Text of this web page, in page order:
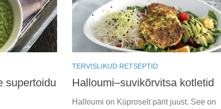
supertoidu
TERVISLIKUD RETSEPTID
Halloumi–suvikõrvitsa kotletid
Halloumi on Küproselt pärit juust. See on